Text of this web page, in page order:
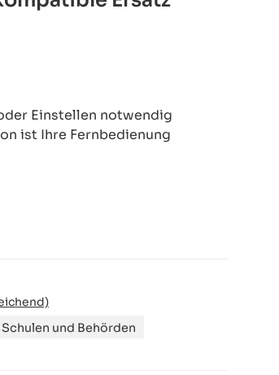
Einstellen notwendig
ist Ihre Fernbedienung
und Behörden